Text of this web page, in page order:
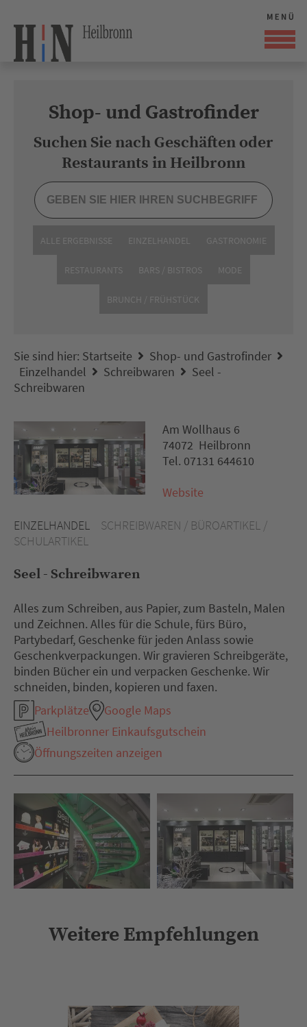
Shop- und Gastrofinder
Suchen Sie nach Geschäften oder
Restaurants in Heilbronn
ALLE ERGEBNISSE EINZELHANDEL GASTRONOMIE
RESTAURANTS BARS / BISTROS MODE
BRUNCH / FRÜHSTÜCK
Sie sind hier: Startseite
Shop- und Gastrofinder
Einzelhandel
Schreibwaren
Seel -
Schreibwaren
EINZELHANDEL
SCHREIBWAREN / BÜROARTIKEL /
SCHULARTIKEL
Seel - Schreibwaren
Alles zum Schreiben, aus Papier, zum Basteln, Malen
und Zeichnen. Alles für die Schule, fürs Büro,
Partybedarf, Geschenke für jeden Anlass sowie
Geschenkverpackungen. Wir gravieren Schreibgeräte,
binden Bücher ein und verpacken Geschenke. Wir
schneiden, binden, kopieren und faxen.
Parkplätze
Google Maps
Heilbronner Einkaufsgutschein
Öffnungszeiten anzeigen
Am Wollhaus 6
74072 Heilbronn
Tel. 07131 644610
Website
Weitere Empfehlungen